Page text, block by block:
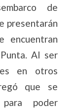
de
presentarán
encuentran
Al ser
en otros
que se
poder